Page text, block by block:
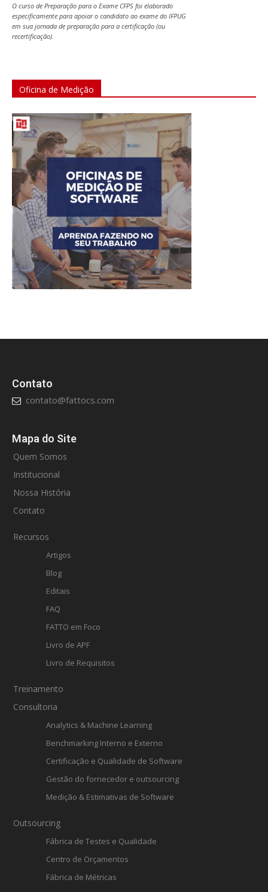
O curso de Preparação para o Exame CFPS foi elaborado
especificamente para apoiar o candidato ao exame do IFPUG
em sua jornada de preparação para a certificação (ou
recertificação).
Oficina de Medição
Contato
contato@fattocs.com
Mapa do Site
Quem Somos
Institucional
Nossa História
Contato
Recursos
Artigos
Blog
Editais
FAQ
FATTO em Foco
Livro de APF
Livro de Requisitos
Treinamento
Consultoria
Analytics & Machine Learning
Benchmarking Interno e Externo
Certificação e Qualidade de Software
Gestão do fornecedor e outsourcing
Medição & Estimativas de Software
Outsourcing
Fábrica de Testes e Qualidade
Centro de Orçamentos
Fábrica de Métricas